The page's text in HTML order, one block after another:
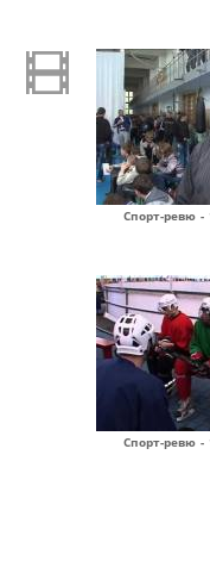
Спорт-ревю -
Спорт-ревю -